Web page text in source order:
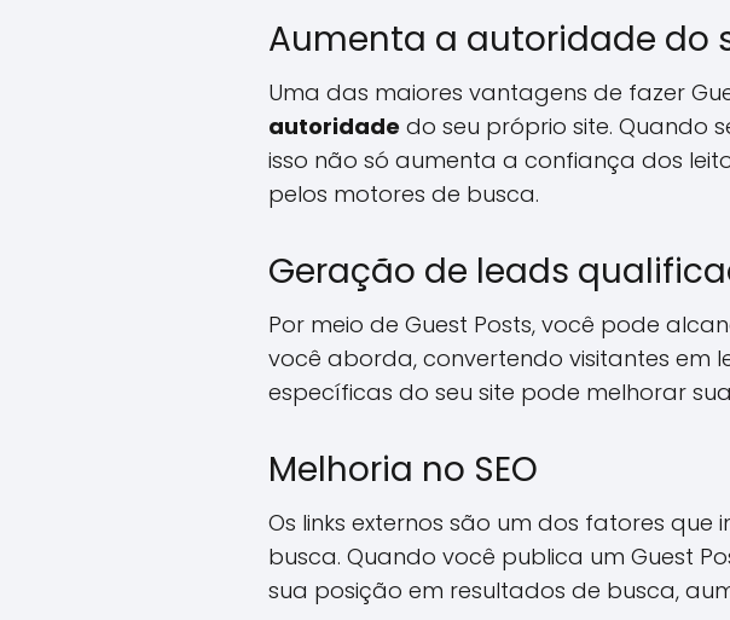
Aumenta a autoridade do
Uma das maiores vantagens de fazer
autoridade do seu próprio site. Quando
isso não só aumenta a confiança dos
pelos motores de busca.
Geração de leads
Por meio de Guest Posts, você pode
você aborda, convertendo visitantes em
específicas do seu site pode melhorar
Melhoria no SEO
Os links externos são um dos fatores
busca. Quando você publica um Guest
sua posição em resultados de busca,